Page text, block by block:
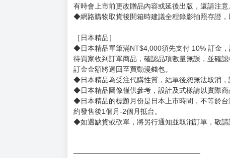
有時會上市前更改贈品內容或延後出版，還請注意
◆網路購物取貨後開箱時建議全程錄影拍照存證，
［日本精品］
◆日本精品單筆滿NT$4,000須先支付 10% 訂金，
待買家收到訂單商品，確認品項數量無誤，並確
訂金金額將退回至買動漫錢包。
◆日本精品為受注代購性質，結單後恕無法取消，
◆日本精品圖像僅供參考，設計及式樣請以實際商
◆日本精品的標題月份是日本上市時間，不等於
約發售後1個月-2個月抵台。
◆如遇缺貨或砍單，將另行通知並取消訂單，敬請
━━━━━━━━━━━━━━━━━━